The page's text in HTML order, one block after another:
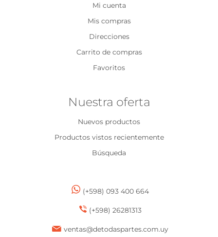
Mi cuenta
Mis compras
Direcciones
Carrito de compras
Favoritos
Nuestra oferta
Nuevos productos
Productos vistos recientemente
Búsqueda
(+598) 093 400 664
(+598) 26281313
ventas@detodaspartes.com.uy